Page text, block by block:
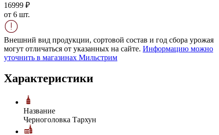
16999 ₽
от 6 шт.
Внешний вид продукции, сортовой состав и год сбора урожая
могут отличаться от указанных на сайте. Информацию можно
уточнить в магазинах Мильстрим
Характеристики
Название
Черноголовка Тархун